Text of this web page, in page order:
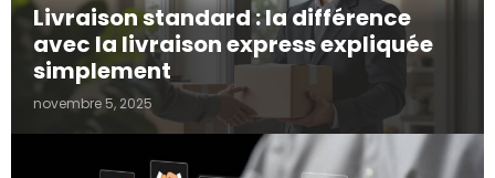
Livraison standard : la différence
avec la livraison express expliquée
simplement
novembre 5, 2025